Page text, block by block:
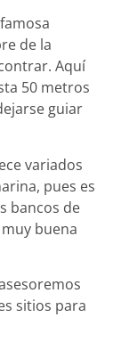
de la
Aquí
50 metros
guiar
variados
pues es
bancos de
buena
sitios para